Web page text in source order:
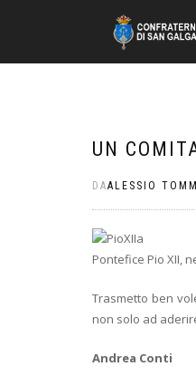
UN
DAALESSIO
Pontefice Pio XII,
Trasmetto ben
non solo ad
Andrea Conti